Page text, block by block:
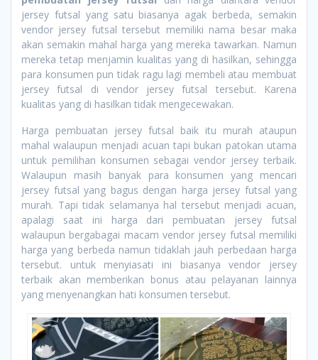
jersey futsal yang satu biasanya agak berbeda, semakin
vendor jersey futsal tersebut memiliki nama besar maka
akan semakin mahal harga yang mereka tawarkan. Namun
mereka tetap menjamin kualitas yang di hasilkan, sehingga
para konsumen pun tidak ragu lagi membeli atau membuat
jersey futsal di vendor jersey futsal tersebut. Karena
kualitas yang di hasilkan tidak mengecewakan.
Harga pembuatan jersey futsal baik itu murah ataupun
mahal walaupun menjadi acuan tapi bukan patokan utama
untuk pemilihan konsumen sebagai vendor jersey terbaik.
Walaupun masih banyak para konsumen yang mencari
jersey futsal yang bagus dengan harga jersey futsal yang
murah. Tapi tidak selamanya hal tersebut menjadi acuan,
apalagi saat ini harga dari pembuatan jersey futsal
walaupun bergabagai macam vendor jersey futsal memiliki
harga yang berbeda namun tidaklah jauh perbedaan harga
tersebut. untuk menyiasati ini biasanya vendor jersey
terbaik akan memberikan bonus atau pelayanan lainnya
yang menyenangkan hati konsumen tersebut.